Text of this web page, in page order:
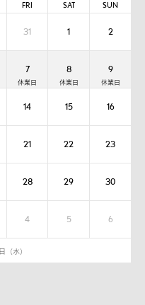
FRI SAT SUN
31 1 2
7 8 9
14 15 16
21 22 23
28 29 30
4 5 6
（水）